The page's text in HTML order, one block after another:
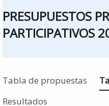
PRESUPUESTOS
PARTICIPATIVOS
Tabla de propuestas
Resultados